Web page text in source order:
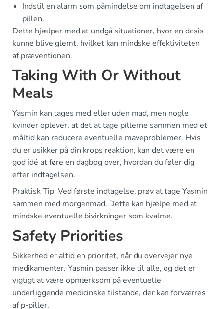
Indstil en alarm som påmindelse om indtagelsen af
pillen.
Dette hjælper med at undgå situationer, hvor en dosis
kunne blive glemt, hvilket kan mindske effektiviteten
af præventionen.
Taking With Or Without
Meals
Yasmin kan tages med eller uden mad, men nogle
kvinder oplever, at det at tage pillerne sammen med et
måltid kan reducere eventuelle maveproblemer. Hvis
du er usikker på din krops reaktion, kan det være en
god idé at føre en dagbog over, hvordan du føler dig
efter indtagelsen.
Praktisk Tip: Ved første indtagelse, prøv at tage Yasmin
sammen med morgenmad. Dette kan hjælpe med at
mindske eventuelle bivirkninger som kvalme.
Safety Priorities
Sikkerhed er altid en prioritet, når du overvejer nye
medikamenter. Yasmin passer ikke til alle, og det er
vigtigt at være opmærksom på eventuelle
underliggende medicinske tilstande, der kan forværres
af p-piller.